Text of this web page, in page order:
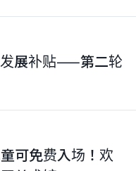
展补贴——第二轮
可免费入场！欢